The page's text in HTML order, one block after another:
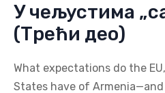
У чељустима
(Трећи део)
What expectations do the
States have of